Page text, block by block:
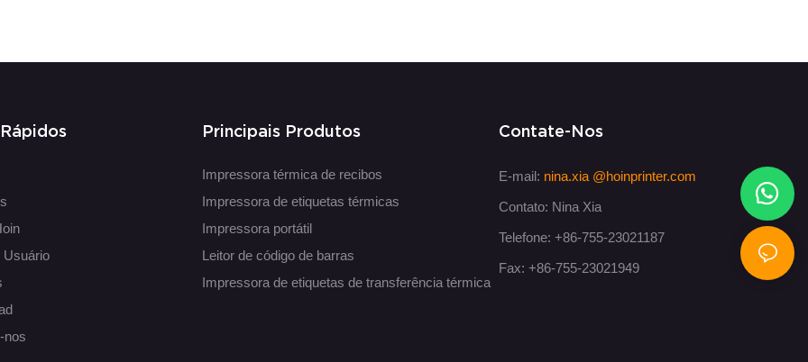
Usuário
nos
Principais Produtos
Impressora térmica de recibos
Impressora de etiquetas térmicas
Impressora portátil
Leitor de código de barras
Impressora de etiquetas de transferência térmica
Contate-Nos
E-mail: nina.xia @hoinprinter.com
Contato: Nina Xia
Telefone: +86-755-23021187
Fax: +86-755-23021949